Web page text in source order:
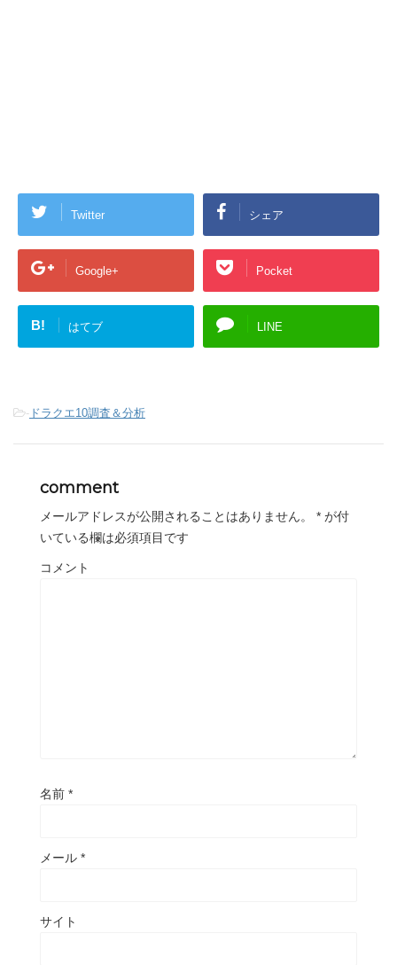
Twitter シェア
Google+ Pocket
B! はてブ LINE
- ドラクエ10調査＆分析
comment
メールアドレスが公開されることはありません。 * が付
いている欄は必須項目です
コメント
名前 *
メール *
サイト